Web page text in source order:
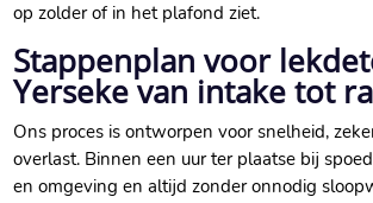
op zolder of in het plafond ziet.​
Stappenplan voor
Yerseke van intake tot
Ons proces is ontworpen voor snelheid,
overlast.​ Binnen een uur ter plaatse bij
en omgeving en altijd zonder onnodig